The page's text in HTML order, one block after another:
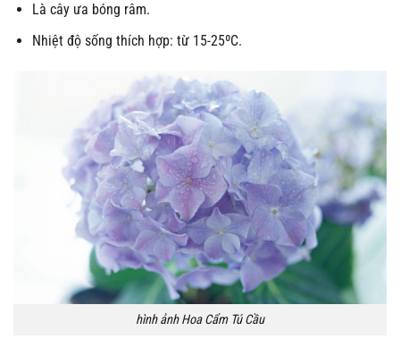
Là cây ưa bóng râm.
Nhiệt độ sống thích hợp: từ 15-25ºC.
hình ảnh Hoa Cẩm Tú Cầu